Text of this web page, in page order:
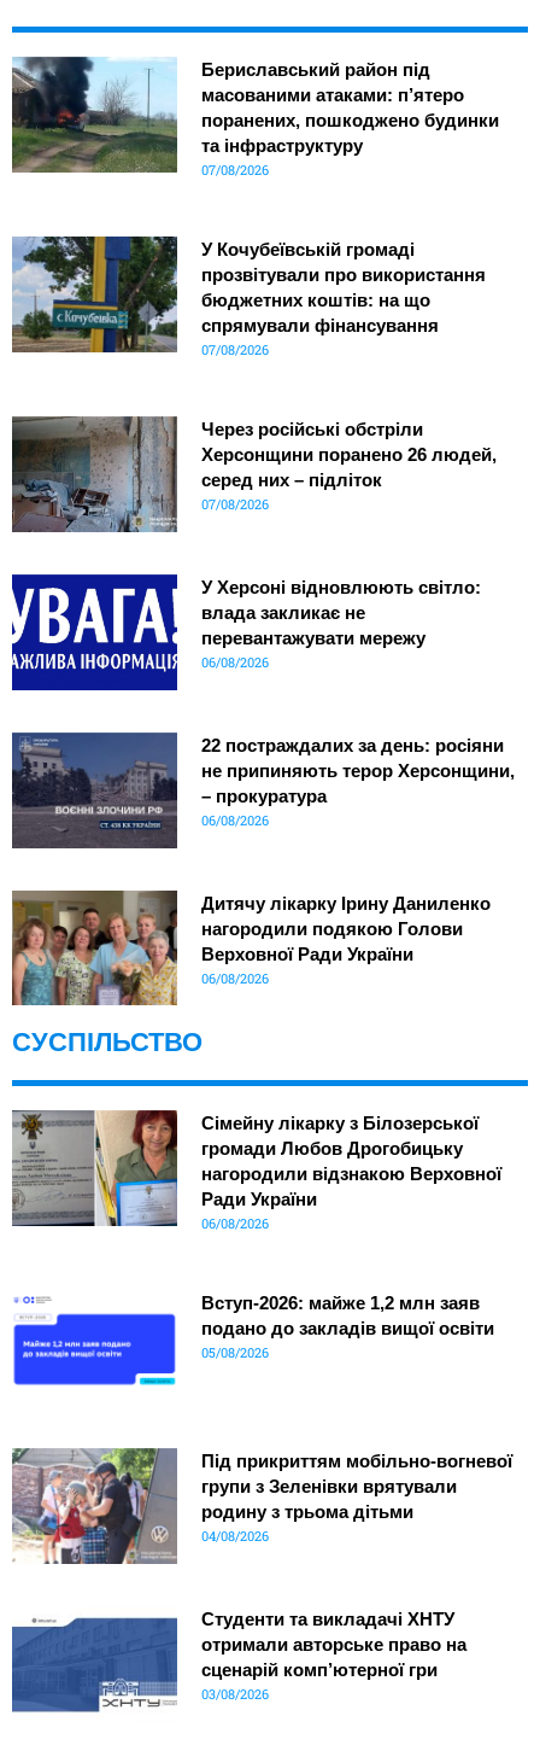
Бериславський район під
масованими атаками: п’ятеро
поранених, пошкоджено будинки
та інфраструктуру
07/08/2026
У Кочубеївській громаді
прозвітували про використання
бюджетних коштів: на що
спрямували фінансування
07/08/2026
Через російські обстріли
Херсонщини поранено 26 людей,
серед них – підліток
07/08/2026
У Херсоні відновлюють світло:
влада закликає не
перевантажувати мережу
06/08/2026
22 постраждалих за день: росіяни
не припиняють терор Херсонщини,
– прокуратура
06/08/2026
Дитячу лікарку Ірину Даниленко
нагородили подякою Голови
Верховної Ради України
06/08/2026
СУСПІЛЬСТВО
Сімейну лікарку з Білозерської
громади Любов Дрогобицьку
нагородили відзнакою Верховної
Ради України
06/08/2026
Вступ-2026: майже 1,2 млн заяв
подано до закладів вищої освіти
05/08/2026
Під прикриттям мобільно-вогневої
групи з Зеленівки врятували
родину з трьома дітьми
04/08/2026
Студенти та викладачі ХНТУ
отримали авторське право на
сценарій комп’ютерної гри
03/08/2026